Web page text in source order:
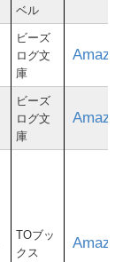
ベル
ビーズ
ログ文
庫
Amazon
ビーズ
ログ文
庫
Amazon
TOブッ
クス
Amazon